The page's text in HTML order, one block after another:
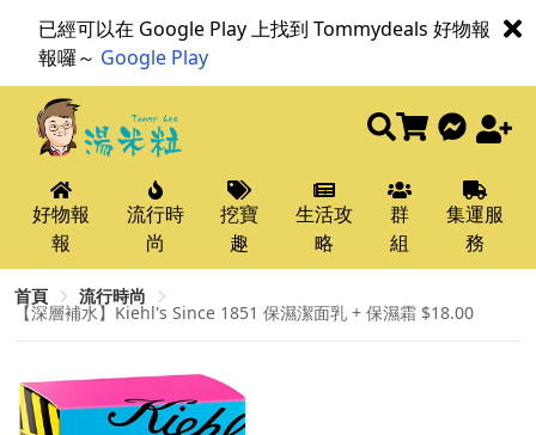
已經可以在 Google Play 上找到 Tommydeals 好物報
報囉～ Google Play
好物報
報
流行時
尚
挖寶
趣
生活攻
略
群
組
集運服
務
首頁 流行時尚
【深層補水】Kiehl's Since 1851 保濕潔面乳 + 保濕霜 $18.00